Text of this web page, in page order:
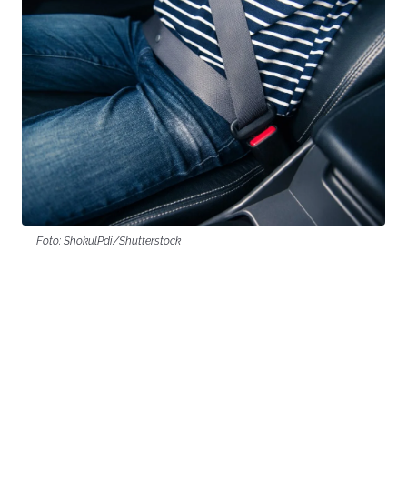
Foto: ShokulPdi/Shutterstock